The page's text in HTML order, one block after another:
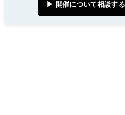
▶ 開催について相談する